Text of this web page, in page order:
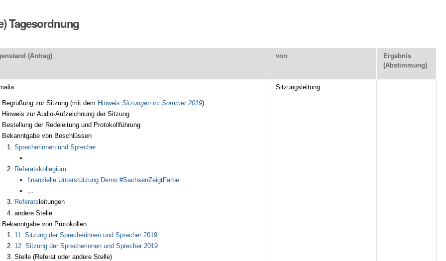
Tagesordnung
(Antrag) von
Ergebnis
(Abstimmung)
Begrüßung zur Sitzung (mit dem Hinweis Sitzungen im Sommer 2019)
Hinweis zur Audio-Aufzeichnung der Sitzung
Bestellung der Redeleitung und Protokollführung
Bekanntgabe von Beschlüssen
Sprecherinnen und Sprecher
Referatskollegium
finanzielle Unterstützung Demo #SachsenZeigtFarbe
…
Referats leitungen
andere Stelle
Bekanntgabe von Protokollen
11. Sitzung der Sprecherinnen und Sprecher 2019
12. Sitzung der Sprecherinnen und Sprecher 2019
Stelle (Referat oder andere Stelle)
Sitzungsleitung